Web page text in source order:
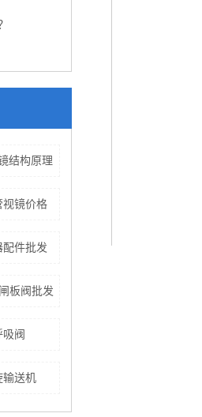
结构原理
视镜价格
配件批发
板阀批发
吸阀
输送机